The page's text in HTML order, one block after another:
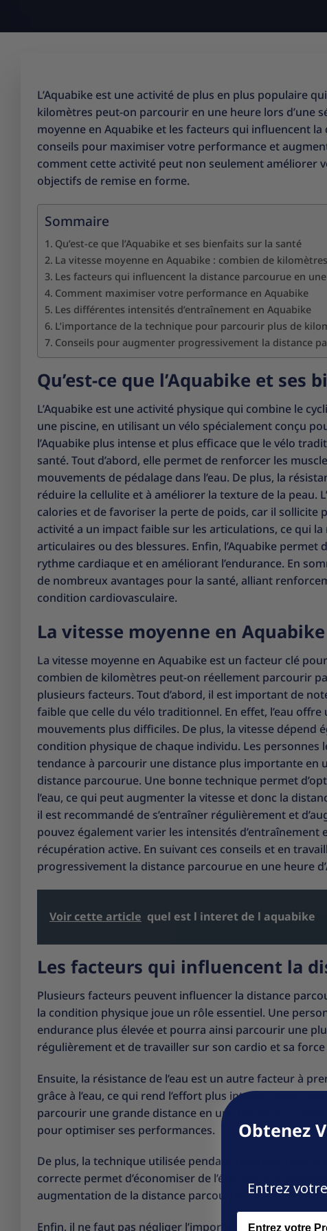
L’Aquabike est une activité de plus en plus populaire
kilomètres peut-on parcourir en une heure lors d’une
moyenne en Aquabike et les facteurs qui influencent
conseils pour maximiser votre performance et
comment cette activité peut non seulement améliorer
objectifs de remise en forme.
Sommaire
Qu’est-ce que l’Aquabike et ses bienfaits sur la santé
La vitesse moyenne en Aquabike : combien de
Les facteurs qui influencent la distance parcourue en
Comment maximiser votre performance en Aquabike
Les différentes intensités d’entraînement en Aquabike
L’importance de la technique pour parcourir plus de
Conseils pour augmenter progressivement la distance
Qu’est-ce que l’Aquabike et ses
L’Aquabike est une activité physique qui combine le
une piscine, en utilisant un vélo spécialement conçu
l’Aquabike plus intense et plus efficace que le vélo
santé. Tout d’abord, elle permet de renforcer les
mouvements de pédalage dans l’eau. De plus, la
réduire la cellulite et à améliorer la texture de la peau.
calories et de favoriser la perte de poids, car il
activité a un impact faible sur les articulations, ce qui
articulaires ou des blessures. Enfin, l’Aquabike
rythme cardiaque et en améliorant l’endurance. En
de nombreux avantages pour la santé, alliant
condition cardiovasculaire.
La vitesse moyenne en
La vitesse moyenne en Aquabike est un facteur clé
combien de kilomètres peut-on réellement parcourir
plusieurs facteurs. Tout d’abord, il est important de
faible que celle du vélo traditionnel. En effet, l’eau
mouvements plus difficiles. De plus, la vitesse dépend
condition physique de chaque individu. Les
tendance à parcourir une distance plus importante en
distance parcourue. Une bonne technique permet
l’eau, ce qui peut augmenter la vitesse et donc la
il est recommandé de s’entraîner régulièrement et
pouvez également varier les intensités
récupération active. En suivant ces conseils et en
progressivement la distance parcourue en une heure
Voir cette article quel est l interet de l aquabike
Les facteurs qui influencent la
Plusieurs facteurs peuvent influencer la distance
la condition physique joue un rôle essentiel. Une
endurance plus élevée et pourra ainsi parcourir une
régulièrement et de travailler sur son cardio et sa
Ensuite, la résistance de l’eau est un autre facteur à
grâce à l’eau, ce qui rend l’effort plus intense. Ainsi,
parcourir une grande distance en une heure. Il est
pour optimiser ses performances.
De plus, la technique utilisée pendant l’exercice peut
correcte permet d’économiser de l’énergie et
augmentation de la distance parcourue.
Enfin, il ne faut pas négliger l’importance de
Obtenez
Entrez
Name